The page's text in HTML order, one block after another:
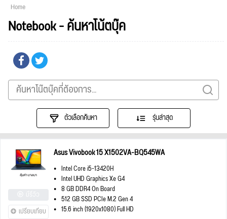
Home
Notebook - ค้นหาโน้ตบุ๊ค
ตัวเลือกค้นหา รุ่นล่าสุด
เปรียบเทียบ
Asus Vivobook 15 X1502VA-BQ545WA
Intel Core i5-13420H
Intel UHD Graphics Xe G4
8 GB DDR4 On Board
512 GB SSD PCIe M.2 Gen 4
15.6 inch (1920x1080) Full HD